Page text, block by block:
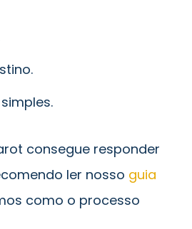
consegue responder
ler nosso guia
como o processo